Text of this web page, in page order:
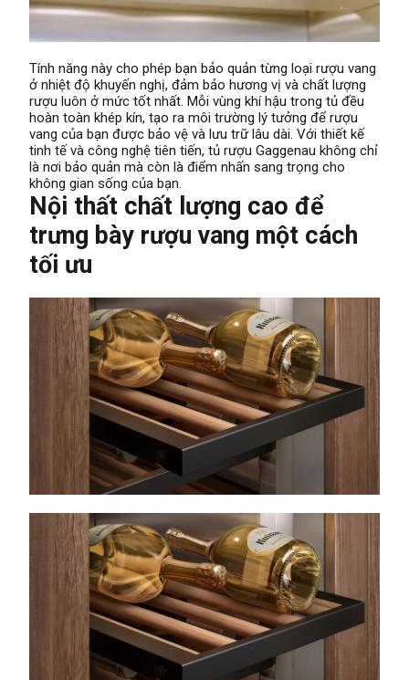
Tính năng này cho phép bạn bảo quản từng loại rượu vang
ở nhiệt độ khuyến nghị, đảm bảo hương vị và chất lượng
rượu luôn ở mức tốt nhất. Mỗi vùng khí hậu trong tủ đều
hoàn toàn khép kín, tạo ra môi trường lý tưởng để rượu
vang của bạn được bảo vệ và lưu trữ lâu dài. Với thiết kế
tinh tế và công nghệ tiên tiến, tủ rượu Gaggenau không chỉ
là nơi bảo quản mà còn là điểm nhấn sang trọng cho
không gian sống của bạn.
Nội thất chất lượng cao để
trưng bày rượu vang một cách
tối ưu